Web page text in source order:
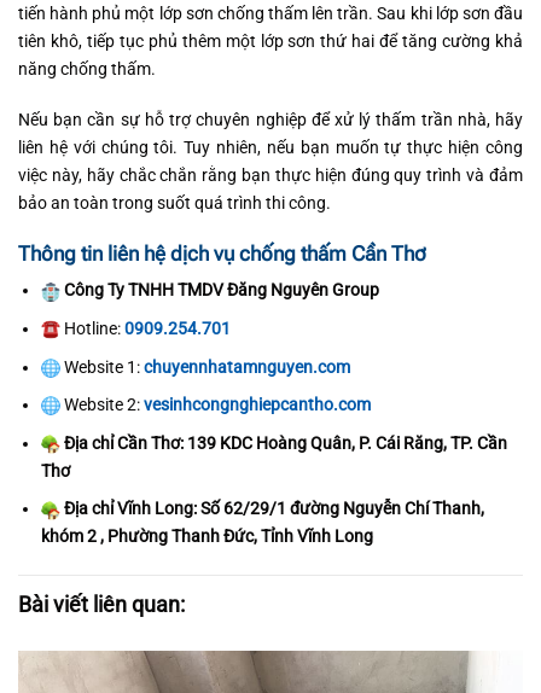
tiến hành phủ một lớp sơn chống thấm lên trần. Sau khi lớp sơn đầu
tiên khô, tiếp tục phủ thêm một lớp sơn thứ hai để tăng cường khả
năng chống thấm.
Nếu bạn cần sự hỗ trợ chuyên nghiệp để xử lý thấm trần nhà, hãy
liên hệ với chúng tôi. Tuy nhiên, nếu bạn muốn tự thực hiện công
việc này, hãy chắc chắn rằng bạn thực hiện đúng quy trình và đảm
bảo an toàn trong suốt quá trình thi công.
Thông tin liên hệ dịch vụ chống thấm Cần Thơ
Công Ty TNHH TMDV Đăng Nguyên Group
Hotline:0909.254.701
Website 1:chuyennhatamnguyen.com
Website 2:vesinhcongnghiepcantho.com
Địa chỉ Cần Thơ: 139 KDC Hoàng Quân, P. Cái Răng, TP. Cần
Thơ
Địa chỉ Vĩnh Long: Số 62/29/1 đường Nguyễn Chí Thanh,
khóm 2 , Phường Thanh Đức, Tỉnh Vĩnh Long
Bài viết liên quan: